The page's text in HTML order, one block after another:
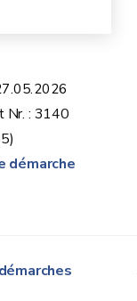
Nr. : 3140
démarche